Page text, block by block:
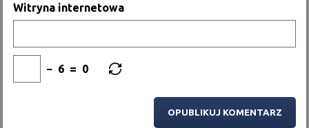
Witryna internetowa
− 6 = 0